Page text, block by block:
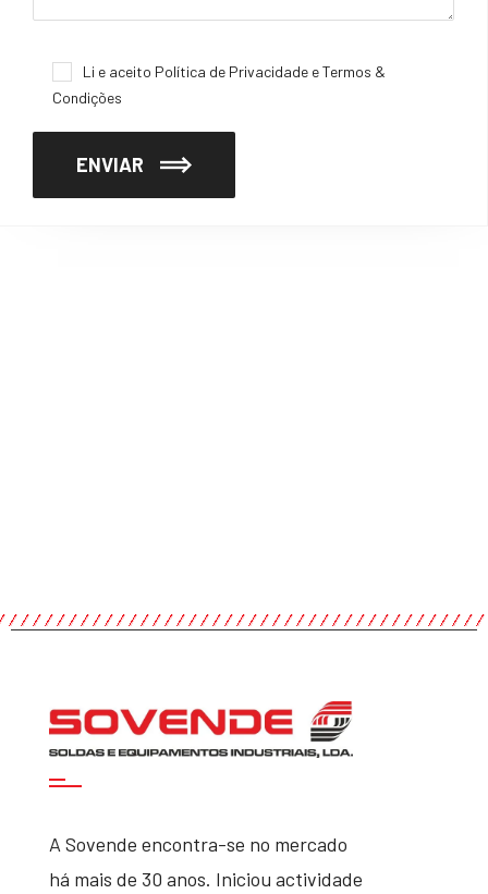
Li e aceito Política de Privacidade eTermos &
Condições
ENVIAR
A Sovende encontra-se no mercado
há mais de 30 anos. Iniciou actividade